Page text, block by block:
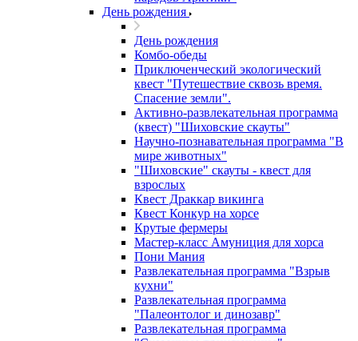
День рождения
День рождения
Комбо-обеды
Приключенческий экологический
квест "Путешествие сквозь время.
Спасение земли".
Активно-развлекательная программа
(квест) "Шиховские скауты"
Научно-познавательная программа "В
мире животных"
"Шиховские" скауты - квест для
взрослых
Квест Драккар викинга
Квест Конкур на хорсе
Крутые фермеры
Мастер-класс Амуниция для хорса
Пони Мания
Развлекательная программа "Взрыв
кухни"
Развлекательная программа
"Палеонтолог и динозавр"
Развлекательная программа